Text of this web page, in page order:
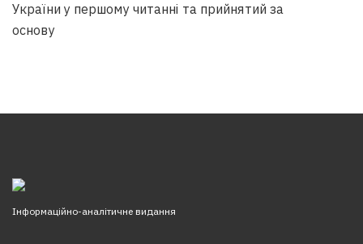
України у першому читанні та прийнятий за
основу
Інформаційно-аналітичне видання